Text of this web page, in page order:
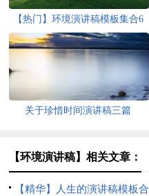
【热门】环境演讲稿模板集合6
篇
关于珍惜时间演讲稿三篇
【环境演讲稿】相关文章：
【精华】人生的演讲稿模板合